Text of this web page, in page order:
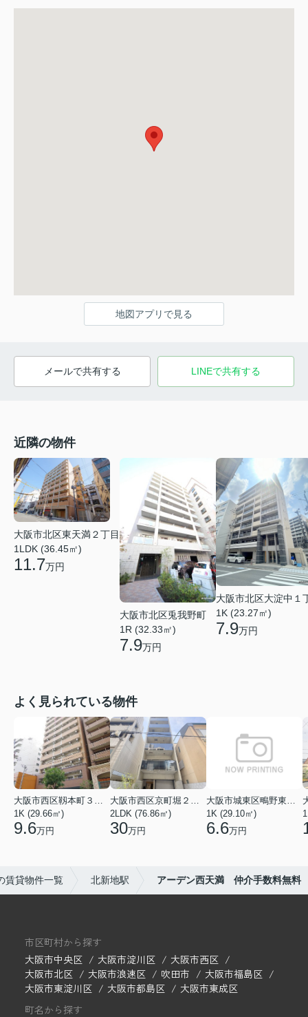
地図アプリで見る
メールで共有する LINEで共有する
近隣の物件
大阪市北区東天満２丁目
1LDK (36.45㎡)
11.7万円
大阪市北区兎我野町
1R (32.33㎡)
7.9万円
大阪市北区大淀中１
1K (23.27㎡)
7.9万円
よく見られている物件
1K (29.66㎡)
9.6万円
2LDK (76.86㎡)
30万円
1K (29.10㎡)
6.6万円
賃貸物件一覧 北新地駅 アーデン西天満 仲介手数料無料
市区町村から探す
大阪市中央区
大阪市淀川区
大阪市西区
大阪市北区
大阪市浪速区 吹田市
大阪市福島区
大阪市東淀川区
大阪市都島区
大阪市東成区
町名から探す